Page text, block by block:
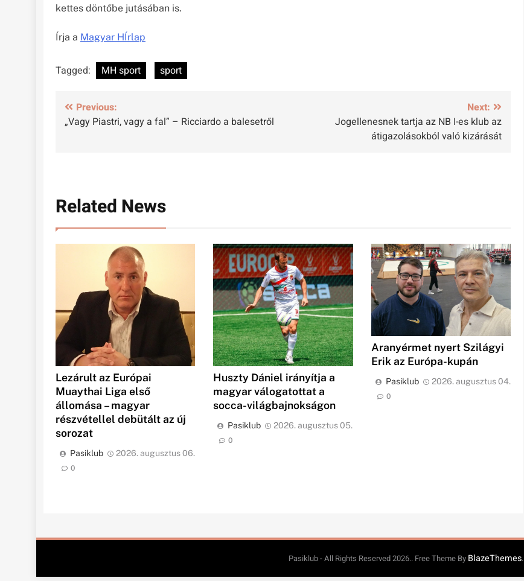
kettes döntőbe jutásában is.
Írja a Magyar HÍrlap
Tagged: MH sport sport
Bejegyzés
navigáció
Previous:
„Vagy Piastri, vagy a fal” – Ricciardo a balesetről
Next:
Jogellenesnek tartja az NB I-es klub az
átigazolásokból való kizárását
Related News
Lezárult az Európai
Muaythai Liga első
állomása – magyar
részvétellel debütált az új
sorozat
Pasiklub 2026. augusztus 06.
0
Huszty Dániel irányítja a
magyar válogatottat a
socca-világbajnokságon
Pasiklub 2026. augusztus 05.
0
Aranyérmet nyert Szilágyi
Erik az Európa-kupán
Pasiklub 2026. augusztus 04.
0
Pasiklub - All Rights Reserved 2026.. Free Theme By BlazeThemes.